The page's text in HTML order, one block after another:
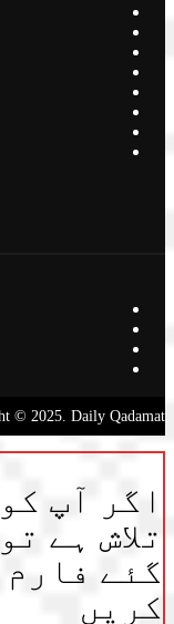
© 2025. Daily Qadamat
اگر آپ
تلاش ہے
گئے فارم
کریں